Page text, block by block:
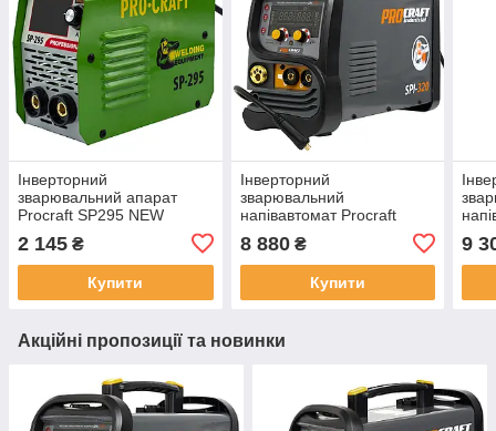
Інверторний
зварювальний апарат
Procraft SP295 NEW
2 145 ₴
Купити
Інверторний
зварювальний
напівавтомат Procraft
8 880₴
Купити
9
Акційні пропозиції та новинки